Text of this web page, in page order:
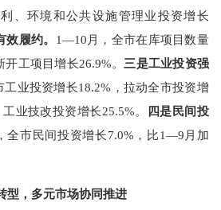
利、环境和公共设施管理业投资增长
履约。 1—10 月，全市在库项目数量
开工项目增长26.9%。 三是工业投资强
工业投资增长18.2% ，拉动全市投资增
工业技改投资增长25.5%。 四是民间投
，全市民间投资增长7.0% ，比1—9 月加
型 ，多元市场协同推进